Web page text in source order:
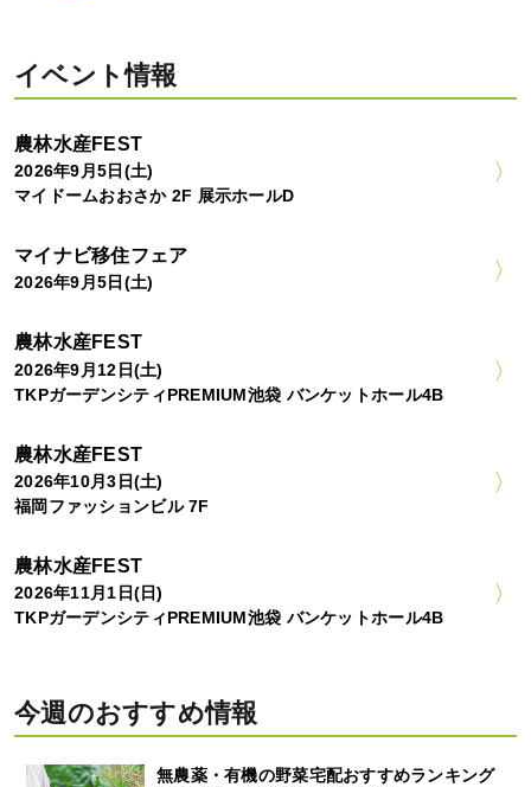
イベント情報
農林水産FEST
2026年9月5日(土)
マイドームおおさか 2F 展示ホールD
マイナビ移住フェア
2026年9月5日(土)
農林水産FEST
2026年9月12日(土)
TKPガーデンシティPREMIUM池袋 バンケットホール4B
農林水産FEST
2026年10月3日(土)
福岡ファッションビル 7F
農林水産FEST
2026年11月1日(日)
TKPガーデンシティPREMIUM池袋 バンケットホール4B
今週のおすすめ情報
無農薬・有機の野菜宅配おすすめランキング